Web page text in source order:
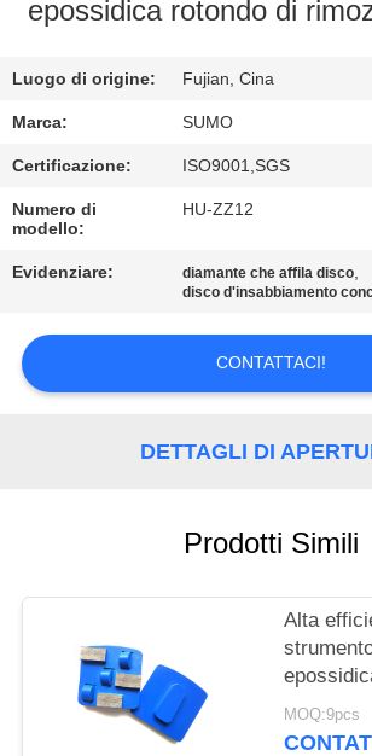
DI
QUALITÀ
CONTATTICI
RICHIEDA
CITAZIONE
INFORMATIVA
PRIVACY
epossidica rotondo di
Luogo di origine: Fujian, Cina
Marca: SUMO
Certificazione: ISO9001,SGS
Numero di
modello:
HU-ZZ12
Evidenziare: diamante che affila disco,
disco d'insabbiamento
CONTATTACI!
DETTAGLI DI
Prodotti Simili
Alta
Seg per
MOQ:9pcs